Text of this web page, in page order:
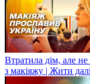
Втратила дім, але не
з макіяжу | Жити далі